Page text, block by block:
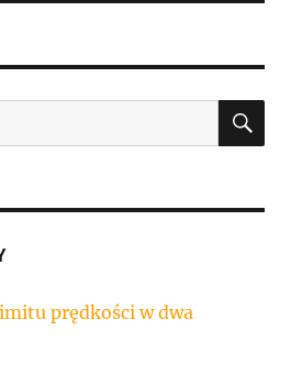
prędkości w dwa